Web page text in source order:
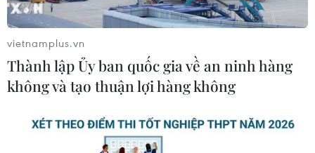
vietnamplus.vn
Thành lập Ủy ban quốc gia về an ninh hàng
không và tạo thuận lợi hàng không